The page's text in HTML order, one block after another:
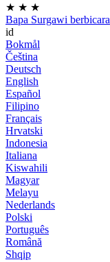
★ ★ ★
Bapa Surgawi berbicara
id
Bokmål
Čeština
Deutsch
English
Español
Filipino
Français
Hrvatski
Indonesia
Italiana
Kiswahili
Magyar
Melayu
Nederlands
Polski
Português
Română
Shqip